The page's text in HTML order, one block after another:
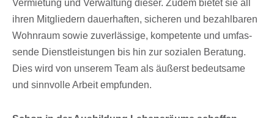
Vermie­tung und Verwal­tung dieser. Zudem bietet sie all
ihren Mitglie­dern dauer­haf­ten, siche­ren und bezahl­ba­ren
Wohn­raum sowie zuver­läs­sige, kompe­tente und umfas­
sende Dienst­leis­tun­gen bis hin zur sozia­len Bera­tung.
Dies wird von unse­rem Team als äußerst bedeut­same
und sinn­volle Arbeit empfunden.